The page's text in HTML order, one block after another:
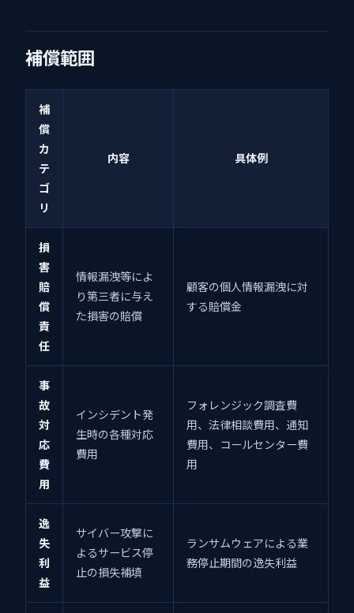
補償範囲
補
償
カ
テ
ゴ
リ
内容 具体例
損
害
賠
償
責
任
情報漏洩等によ
り第三者に与え
た損害の賠償
顧客の個人情報漏洩に対
する賠償金
事
故
対
応
費
用
インシデント発
生時の各種対応
費用
フォレンジック調査費
用、法律相談費用、通知
費用、コールセンター費
用
逸
失
利
益
サイバー攻撃に
よるサービス停
止の損失補填
ランサムウェアによる業
務停止期間の逸失利益